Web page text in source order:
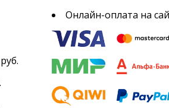
руб.
Онлайн-оплата на